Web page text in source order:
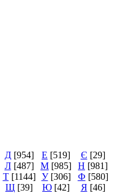
Д [954] Е [519] Є [29]
Л [487] М [985] Н [981]
Т [1144] У [306] Ф [580]
Щ [39] Ю [42] Я [46]